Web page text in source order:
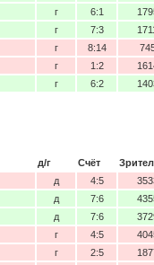
г 6:1
г 7:3
г 8:14
г 1:2
г 6:2
д/г Счёт
д 4:5
д 7:6
д 7:6
г 4:5
г 2:5